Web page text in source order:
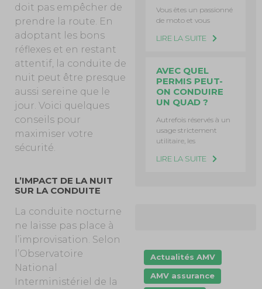
doit pas empêcher de
prendre la route. En
adoptant les bons
réflexes et en restant
attentif, la conduite de
nuit peut être presque
aussi sereine que le
jour. Voici quelques
conseils pour
maximiser votre
sécurité.
L’IMPACT DE LA NUIT
SUR LA CONDUITE
La conduite nocturne
ne laisse pas place à
l’improvisation. Selon
l’Observatoire
National
Interministériel de la
Vous êtes un passionné
de moto et vous
LIRE LA SUITE
AVEC QUEL
PERMIS PEUT-
ON CONDUIRE
UN QUAD ?
Autrefois réservés à un
usage strictement
utilitaire, les
LIRE LA SUITE
Actualités AMV
AMV assurance